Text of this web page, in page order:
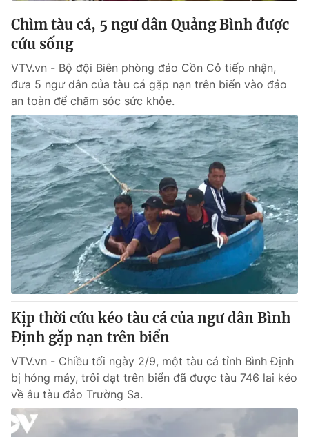
Chìm tàu cá, 5 ngư dân Quảng Bình được
cứu sống
VTV.vn - Bộ đội Biên phòng đảo Cồn Cỏ tiếp nhận,
đưa 5 ngư dân của tàu cá gặp nạn trên biển vào đảo
an toàn để chăm sóc sức khỏe.
Kịp thời cứu kéo tàu cá của ngư dân Bình
Định gặp nạn trên biển
VTV.vn - Chiều tối ngày 2/9, một tàu cá tỉnh Bình Định
bị hỏng máy, trôi dạt trên biển đã được tàu 746 lai kéo
về âu tàu đảo Trường Sa.